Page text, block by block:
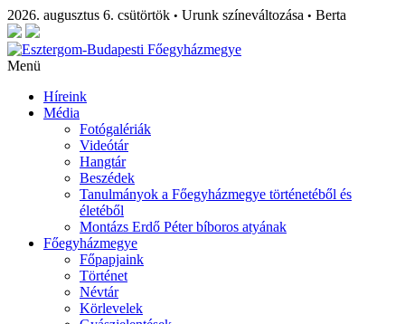
2026. augusztus 6. csütörtök • Urunk színeváltozása • Berta
Menü
Híreink
Média
Fotógalériák
Videótár
Hangtár
Beszédek
Tanulmányok a Főegyházmegye történetéből és
életéből
Montázs Erdő Péter bíboros atyának
Főegyházmegye
Főpapjaink
Történet
Névtár
Körlevelek